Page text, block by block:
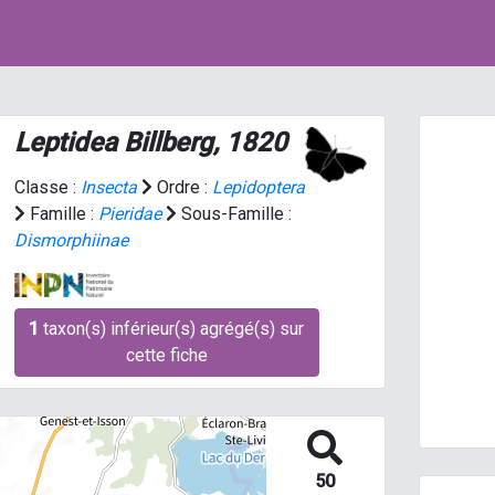
LeptideaBillberg, 1820
Classe : Insecta Ordre : Lepidoptera
Famille : Pieridae
Sous-Famille :
Dismorphiinae
1taxon(s) inférieur(s) agrégé(s) sur
cette fiche
50